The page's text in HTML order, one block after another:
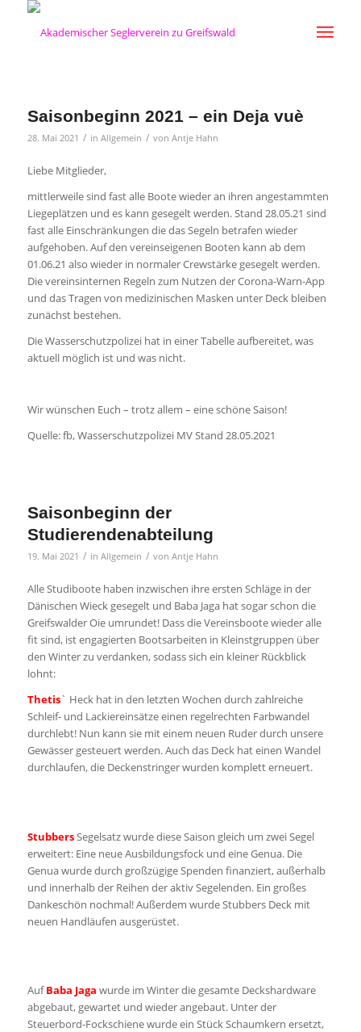
Saisonbeginn 2021 – ein Deja vuè
28. Mai 2021 / in Allgemein / von Antje Hahn
Liebe Mitglieder,
mittlerweile sind fast alle Boote wieder an ihren angestammten
Liegeplätzen und es kann gesegelt werden. Stand 28.05.21 sind
fast alle Einschränkungen die das Segeln betrafen wieder
aufgehoben. Auf den vereinseigenen Booten kann ab dem
01.06.21 also wieder in normaler Crewstärke gesegelt werden.
Die vereinsinternen Regeln zum Nutzen der Corona-Warn-App
und das Tragen von medizinischen Masken unter Deck bleiben
zunächst bestehen.
Die Wasserschutzpolizei hat in einer Tabelle aufbereitet, was
aktuell möglich ist und was nicht.
Wir wünschen Euch – trotz allem – eine schöne Saison!
Quelle: fb, Wasserschutzpolizei MV Stand 28.05.2021
Saisonbeginn der
Studierendenabteilung
19. Mai 2021 / in Allgemein / von Antje Hahn
Alle Studiboote haben inzwischen ihre ersten Schläge in der
Dänischen Wieck gesegelt und Baba Jaga hat sogar schon die
Greifswalder Oie umrundet! Dass die Vereinsboote wieder alle
fit sind, ist engagierten Bootsarbeiten in Kleinstgruppen über
den Winter zu verdanken, sodass sich ein kleiner Rückblick
lohnt:
Thetis` Heck hat in den letzten Wochen durch zahlreiche
Schleif- und Lackiereinsätze einen regelrechten Farbwandel
durchlebt! Nun kann sie mit einem neuen Ruder durch unsere
Gewässer gesteuert werden. Auch das Deck hat einen Wandel
durchlaufen, die Deckenstringer wurden komplett erneuert.
StubbersSegelsatz wurde diese Saison gleich um zwei Segel
erweitert: Eine neue Ausbildungsfock und eine Genua. Die
Genua wurde durch großzügige Spenden finanziert, außerhalb
und innerhalb der Reihen der aktiv Segelenden. Ein großes
Dankeschön nochmal! Außerdem wurde Stubbers Deck mit
neuen Handläufen ausgerüstet.
AufBaba Jaga wurde im Winter die gesamte Deckshardware
abgebaut, gewartet und wieder angebaut. Unter der
Steuerbord-Fockschiene wurde ein Stück Schaumkern ersetzt,